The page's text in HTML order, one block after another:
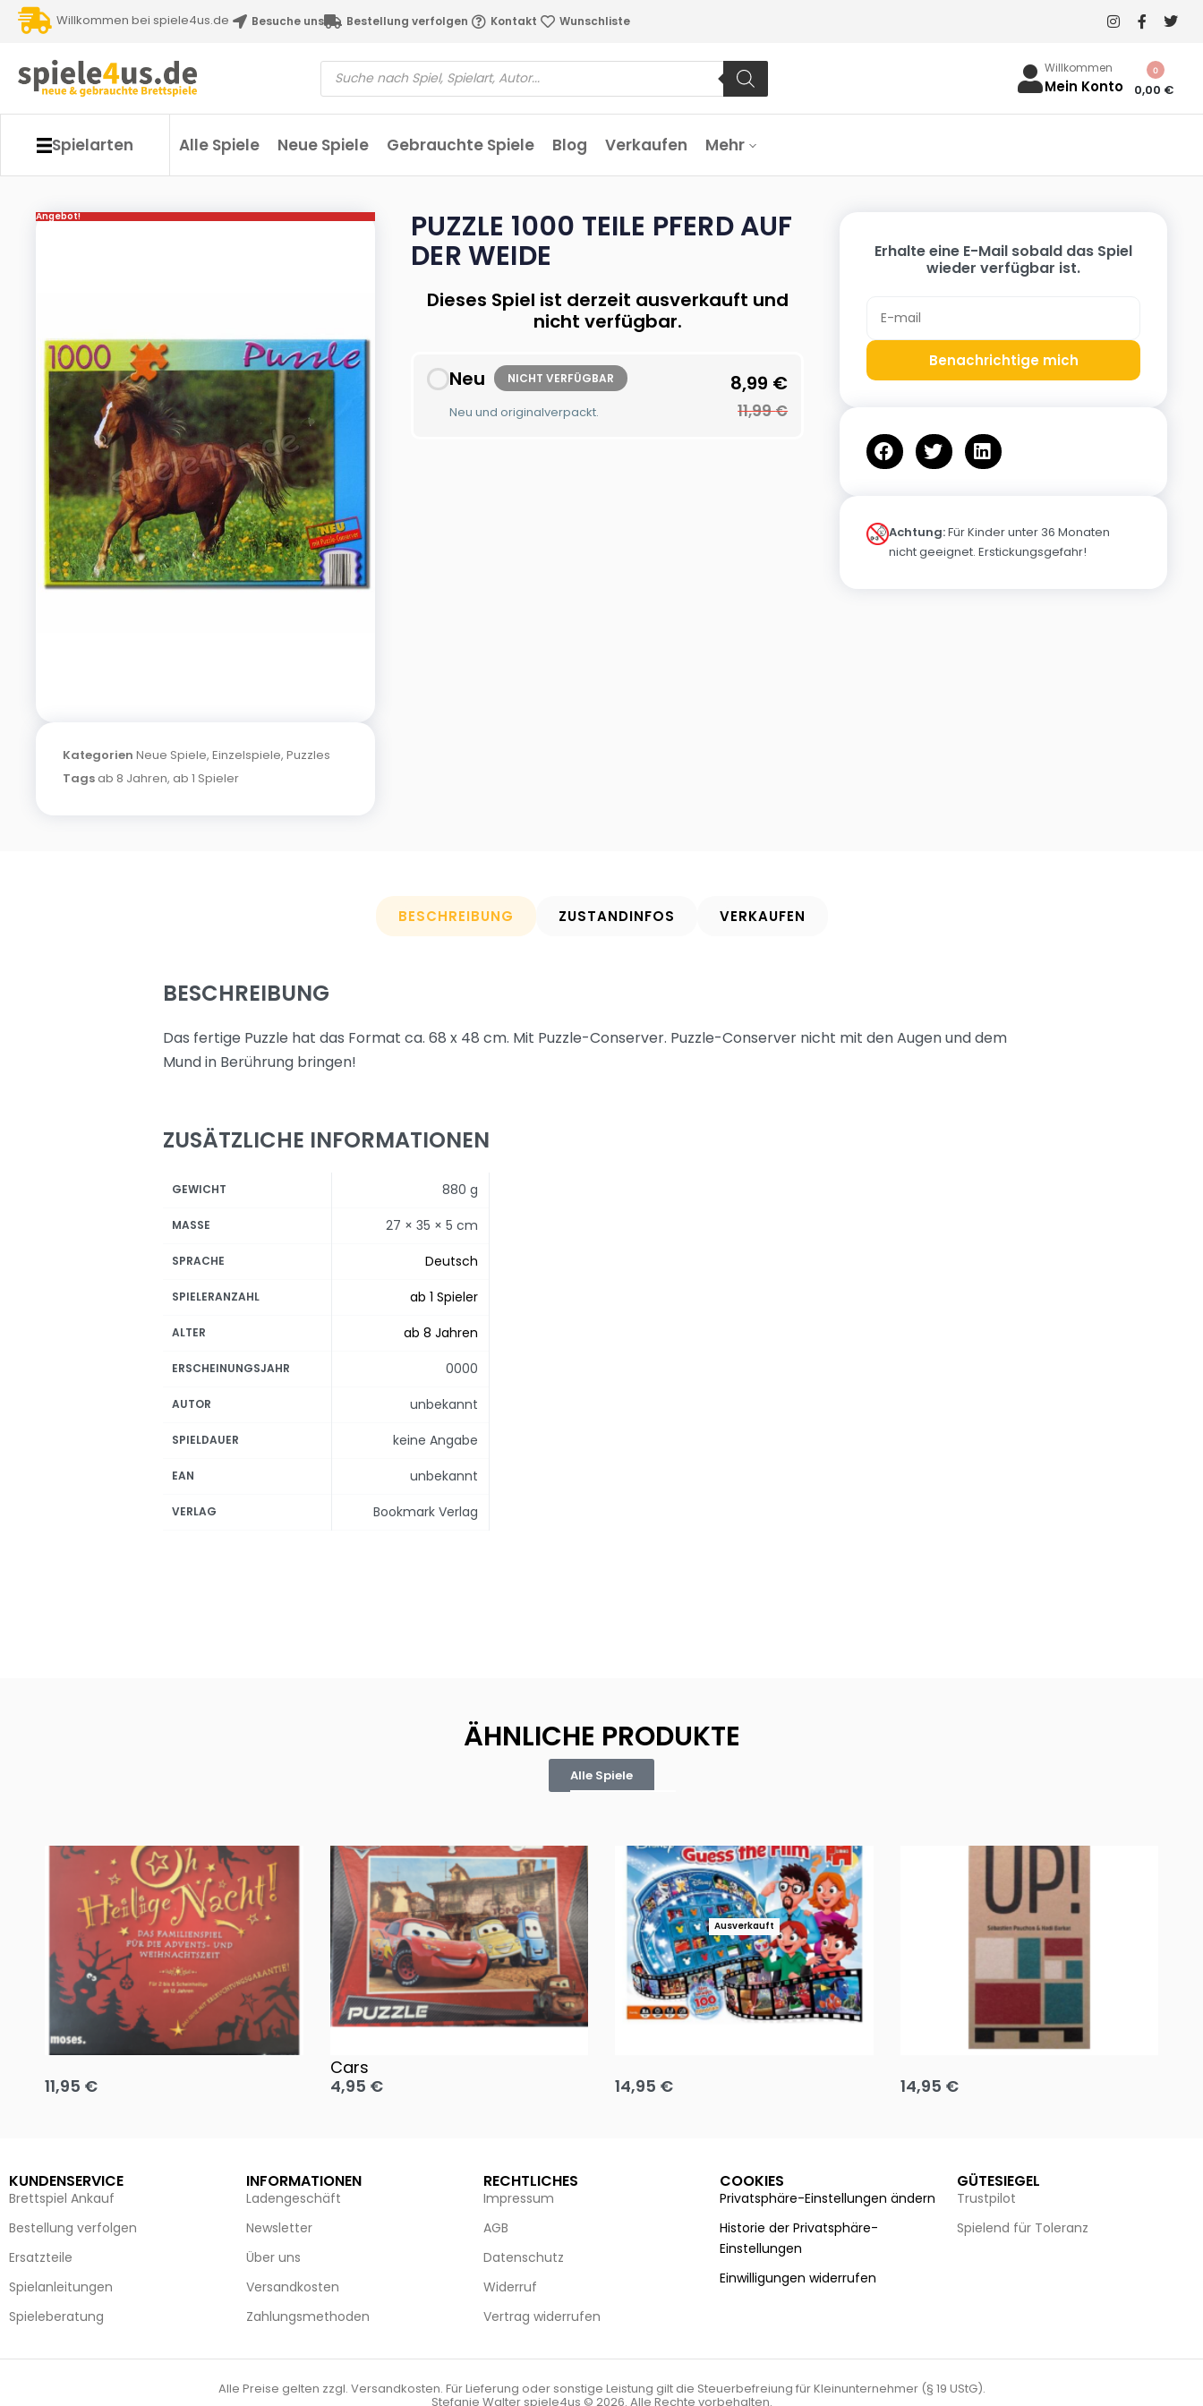
Willkommen bei spiele4us.de Besuche uns Bestellung verfolgen Kontakt Wunschliste
Willkommen
Mein Konto 0,00 €
0
Spielarten Alle Spiele Neue Spiele Gebrauchte Spiele Blog Verkaufen Mehr
Angebot!
Kategorien Neue Spiele, Einzelspiele, Puzzles
Tags ab 8 Jahren, ab 1 Spieler
PUZZLE 1000 TEILE PFERD AUF
DER WEIDE
Dieses Spiel ist derzeit ausverkauft und
nicht verfügbar.
Neu NICHT VERFÜGBAR
Neu und originalverpackt.
8,99 €
11,99€
Erhalte eine E-Mail sobald das Spiel
wieder verfügbar ist.
Benachrichtige mich
Achtung:Für Kinder unter 36 Monaten
nicht geeignet. Erstickungsgefahr!
BESCHREIBUNG ZUSTANDINFOS VERKAUFEN
BESCHREIBUNG
Das fertige Puzzle hat das Format ca. 68 x 48 cm. Mit Puzzle-Conserver. Puzzle-Conserver nicht mit den Augen und dem
Mund in Berührung bringen!
ZUSÄTZLICHE INFORMATIONEN
GEWICHT 880 g
MASSE 27 × 35 × 5 cm
SPRACHE Deutsch
SPIELERANZAHL ab 1 Spieler
ALTER ab 8 Jahren
ERSCHEINUNGSJAHR 0000
AUTOR unbekannt
SPIELDAUER keine Angabe
EAN unbekannt
VERLAG Bookmark Verlag
ÄHNLICHE PRODUKTE
Alle Spiele
Oh, heilige Nacht!
11,95 €
Cars
4,95 €
Ausverkauft
14,95 €
Team up
14,95 €
KUNDENSERVICE
Brettspiel Ankauf
Bestellung verfolgen
Ersatzteile
Spielanleitungen
Spieleberatung
INFORMATIONEN
Ladengeschäft
Newsletter
Über uns
Versandkosten
Zahlungsmethoden
RECHTLICHES
Impressum
AGB
Datenschutz
Widerruf
Vertrag widerrufen
COOKIES
Privatsphäre-Einstellungen ändern
Historie der Privatsphäre-
Einstellungen
Einwilligungen widerrufen
GÜTESIEGEL
Trustpilot
Spielend für Toleranz
Alle Preise gelten zzgl. Versandkosten. Für Lieferung oder sonstige Leistung gilt die Steuerbefreiung für Kleinunternehmer (§ 19 UStG).
Stefanie Walter spiele4us © 2026. Alle Rechte vorbehalten.